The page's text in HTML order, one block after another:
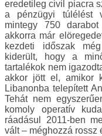
eredetileg civil piacra
a pénzügyi túlélést
mintegy 750
akkorra már
kezdeti időszak
kiderült, hogy a
tartalékok nem
akkor jött el, amikor
Libanonba telepített
Tehát nem
komoly operatív
ráadásul 2011-ben
vált – méghozzá rossz